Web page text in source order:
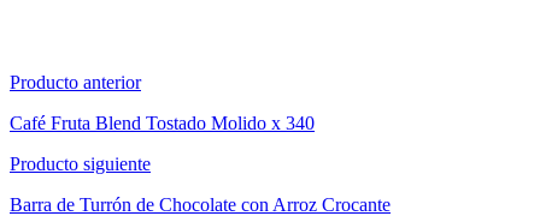
Producto anterior
Café Fruta Blend Tostado Molido x 340
Producto siguiente
Barra de Turrón de Chocolate con Arroz Crocante